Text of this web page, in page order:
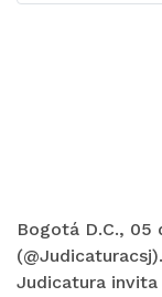
Bogotá D.C., 05
Judicatura